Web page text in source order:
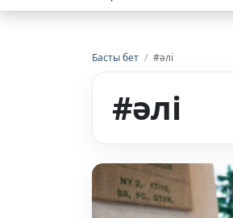
Басты бет / #әлі
#әлі